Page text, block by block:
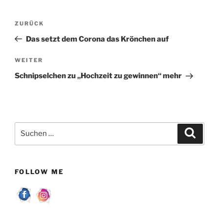
Beitragsnavigation
Vorheriger
Beitrag
ZURÜCK
Das setzt dem Corona das Krönchen auf
Nächster
Beitrag
WEITER
Schnipselchen zu „Hochzeit zu gewinnen“ mehr
nach:
FOLLOW ME